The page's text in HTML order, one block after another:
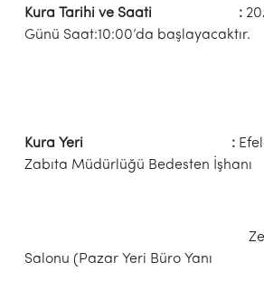
Kura Tarihi ve Saati :
Günü Saat:10:00’da başlayacaktır.
Kura Yeri :
Zabıta Müdürlüğü Bedesten İşhanı
Zemin Kat
Salonu (Pazar Yeri Büro Yanı